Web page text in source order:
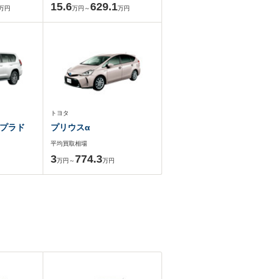
円 15.6万円～629.1万円
ラド
トヨタ
プリウスα
平均買取相場
3万円～774.3万円